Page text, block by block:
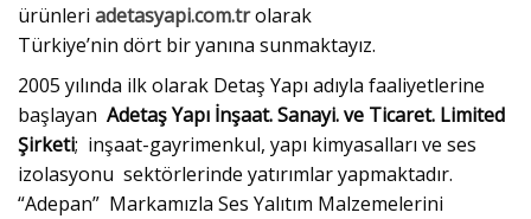
ürünleri adetasyapi.com.trolarak
Türkiye’nin dört bir yanına sunmaktayız.
2005 yılında ilk olarak Detaş Yapı adıyla faaliyetlerine
başlayan Adetaş Yapı İnşaat. Sanayi. ve Ticaret. Limited
Şirketi; inşaat-gayrimenkul, yapı kimyasalları ve ses
izolasyonu sektörlerinde yatırımlar yapmaktadır.
“Adepan” Markamızla Ses Yalıtım Malzemelerini